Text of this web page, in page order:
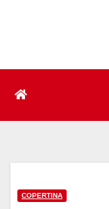
COPERTINA